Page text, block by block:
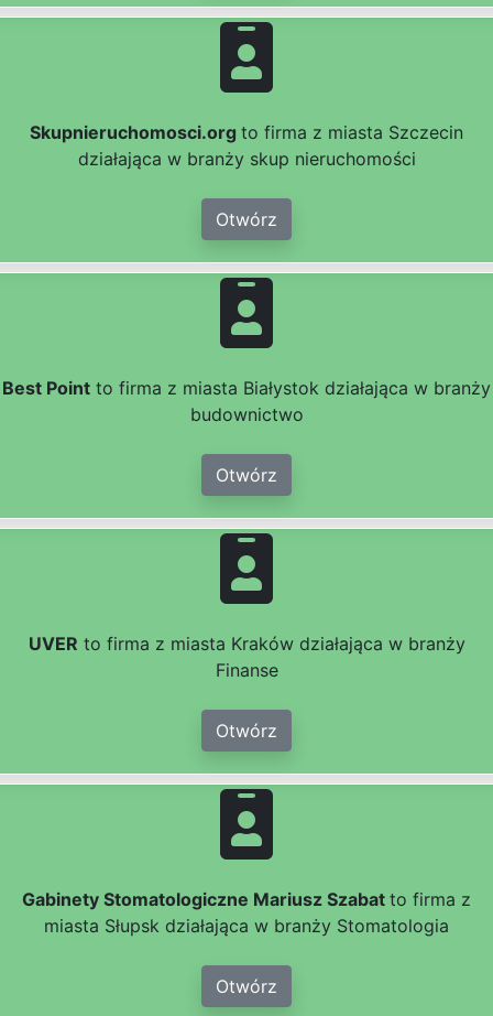
Skupnieruchomosci.org to firma z miasta Szczecin
działająca w branży skup nieruchomości
Otwórz
Best Point to firma z miasta Białystok działająca w branży
budownictwo
Otwórz
UVER to firma z miasta Kraków działająca w branży
Finanse
Otwórz
Gabinety Stomatologiczne Mariusz Szabat to firma z
miasta Słupsk działająca w branży Stomatologia
Otwórz